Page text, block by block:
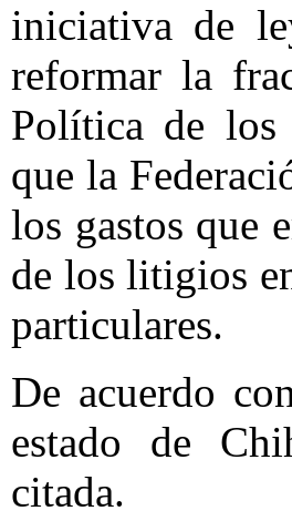
iniciativa de
reformar la
Política de los
que la
los gastos que
de los litigios
particulares.
De acuerdo
estado de
citada.